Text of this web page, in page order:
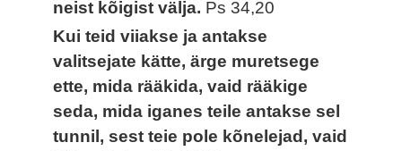
neist kõigist välja. Ps 34,20
Kui teid viiakse ja antakse
valitsejate kätte, ärge muretsege
ette, mida rääkida, vaid rääkige
seda, mida iganes teile antakse sel
tunnil, sest teie pole kõnelejad, vaid